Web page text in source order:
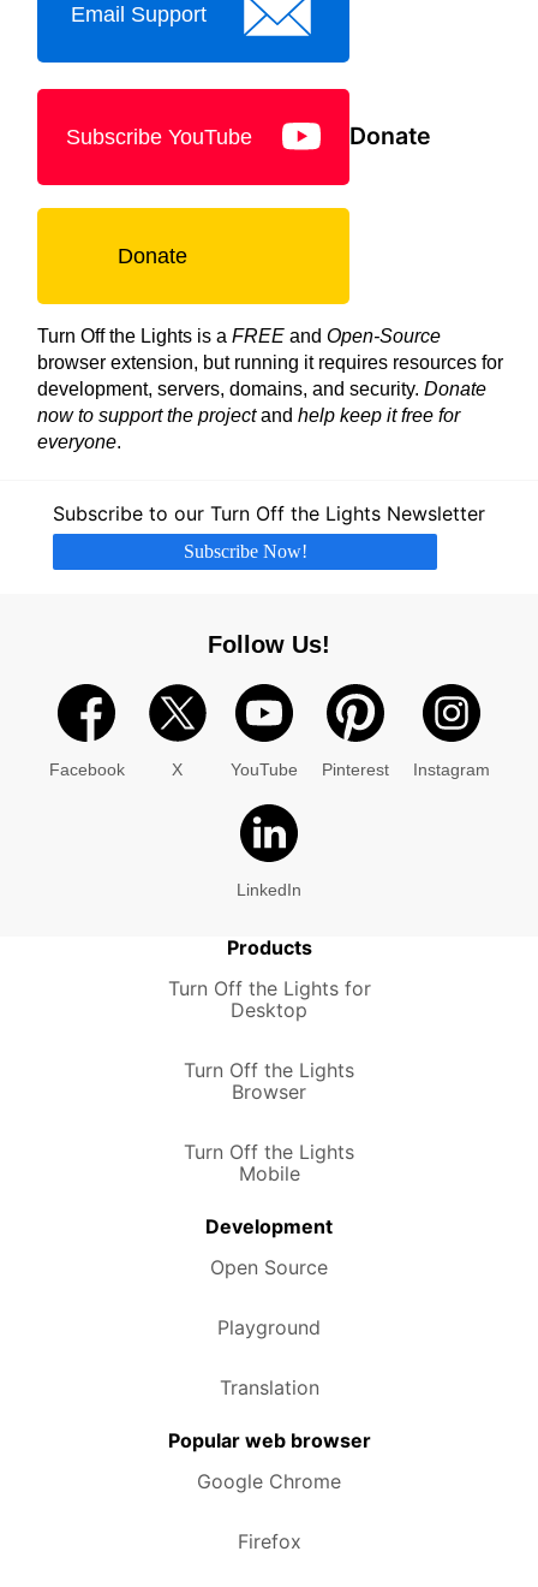
Email Support
Subscribe YouTube Donate
Donate
Turn Off the Lights is a FREE and Open-Source
browser extension, but running it requires resources for
development, servers, domains, and security. Donate
now to support the projectand help keep it free for
everyone.
Subscribe to our Turn Off the Lights Newsletter
Subscribe Now!
Follow Us!
Facebook X YouTube Pinterest Instagram
LinkedIn
Products
Turn Off the Lights for
Desktop
Turn Off the Lights
Browser
Turn Off the Lights
Mobile
Development
Open Source
Playground
Translation
Popular web browser
Google Chrome
Firefox